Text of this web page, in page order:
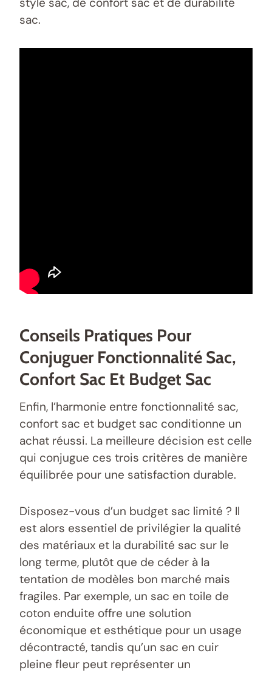
sac.
Conseils Pratiques Pour
Conjuguer Fonctionnalité Sac,
Confort Sac Et Budget Sac
Enfin, l’harmonie entre fonctionnalité sac,
confort sac et budget sac conditionne un
achat réussi. La meilleure décision est celle
qui conjugue ces trois critères de manière
équilibrée pour une satisfaction durable.
Disposez-vous d’un budget sac limité ? Il
est alors essentiel de privilégier la qualité
des matériaux et la durabilité sac sur le
long terme, plutôt que de céder à la
tentation de modèles bon marché mais
fragiles. Par exemple, un sac en toile de
coton enduite offre une solution
économique et esthétique pour un usage
décontracté, tandis qu’un sac en cuir
pleine fleur peut représenter un